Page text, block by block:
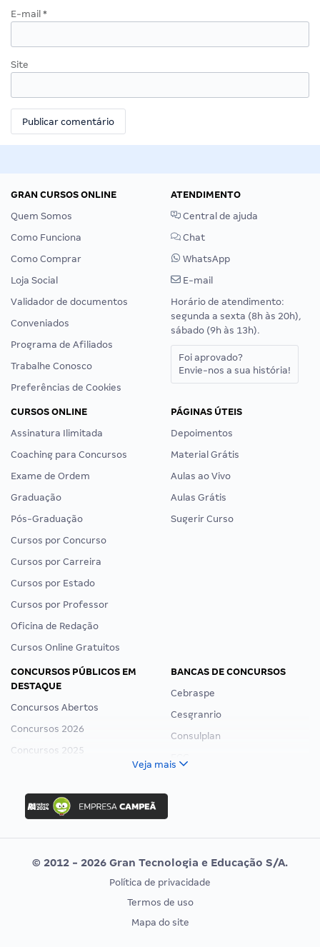
E-mail *
Site
GRAN CURSOS ONLINE
Quem Somos
Como Funciona
Como Comprar
Loja Social
Validador de documentos
Conveniados
Programa de Afiliados
Trabalhe Conosco
Preferências de Cookies
ATENDIMENTO
Central de ajuda
Chat
WhatsApp
E-mail
Horário de atendimento:
segunda a sexta (8h às 20h),
sábado (9h às 13h).
Foi aprovado?
Envie-nos a sua história!
CURSOS ONLINE
Assinatura Ilimitada
Coaching para Concursos
Exame de Ordem
Graduação
Pós-Graduação
Cursos por Concurso
Cursos por Carreira
Cursos por Estado
Cursos por Professor
Oficina de Redação
Cursos Online Gratuitos
PÁGINAS ÚTEIS
Depoimentos
Material Grátis
Aulas ao Vivo
Aulas Grátis
Sugerir Curso
CONCURSOS PÚBLICOS EM
DESTAQUE
Concursos Abertos
Concursos 2026
Concursos 2025
Concurso Nacional Unificado
Concurso Ibama
Concurso MPU
Editais publicados
BANCAS DE CONCURSOS
Cebraspe
Cesgranrio
Consulplan
Vunesp
CONCURSOS POR PROFISSÃO
EXAME DE ORDEM
Veja mais
© 2012 - 2026 Gran Tecnologia e Educação S/A.
Política de privacidade
Termos de uso
Mapa do site